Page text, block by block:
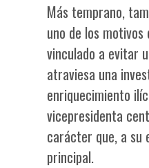
Más temprano,
uno de los
vinculado a evitar
atraviesa una
enriquecimiento
vicepresidenta
carácter que, a su
principal.